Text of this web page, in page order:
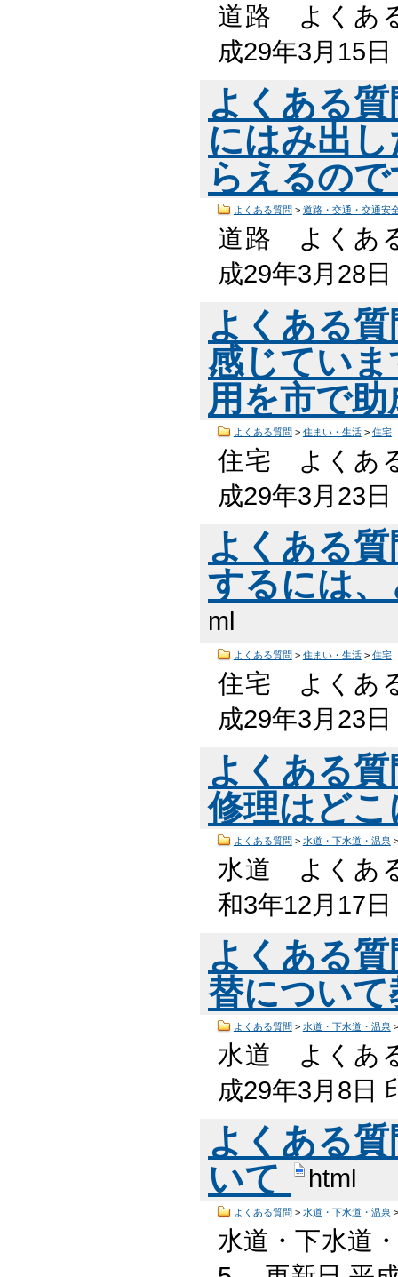
道路 よくあ
成29年3月15
よくある
にはみ出
らえるの
よくある質問 > 道路・交通・交通安
道路 よくあ
成29年3月28
よくある
感じてい
用を市で
よくある質問 > 住まい・生活> 住宅
住宅 よくあ
成29年3月23
よくある
するには
ml
よくある質問 > 住まい・生活> 住宅
住宅 よくあ
成29年3月23
よくある
修理はど
よくある質問 > 水道・下水道・温泉
水道 よくあ
和3年12月17
よくある
替につい
よくある質問 > 水道・下水道・温泉
水道 よくあ
成29年3月8
よくある
いて
html
よくある質問 > 水道・下水道・温泉
水道・下水道